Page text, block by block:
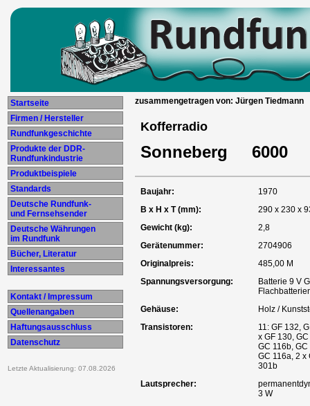
Startseite
Firmen / Hersteller
Rundfunkgeschichte
Produkte der DDR-
Rundfunkindustrie
Produktbeispiele
Standards
Deutsche Rundfunk-
und Fernsehsender
Deutsche Währungen
im Rundfunk
Bücher, Literatur
Interessantes
Kontakt / Impressum
Quellenangaben
Haftungsausschluss
Datenschutz
Letzte Aktualisierung: 07.08.2026
zusammengetragen von: Jürgen Tiedmann
Kofferradio
Sonneberg 6000
Baujahr:
1970
B x H x T (mm):
290 x 230 x
Gewicht (kg):
2,8
Gerätenummer:
2704906
Originalpreis:
485,00 M
Spannungsversorgung:
Batterie 9 V
Gehäuse:
Holz /
Transistoren:
11: GF 132,
x GF 130,
GC 116b, GC
GC 116a, 2 x
301b
Lautsprecher:
3 W